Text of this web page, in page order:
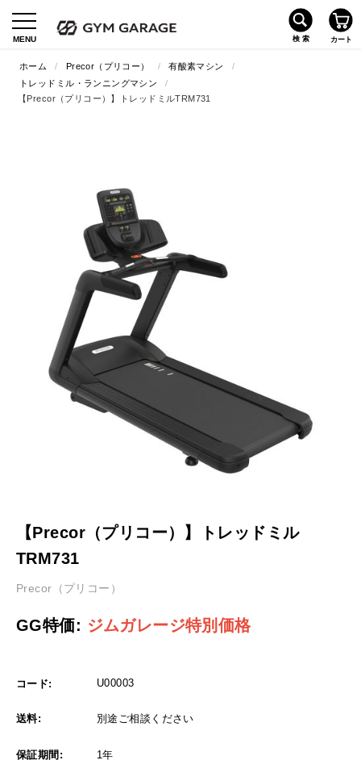
ホーム / Precor（プリコー） / 有酸素マシン
/
トレッドミル・ランニングマシン
/
【Precor（プリコー）】トレッドミルTRM731
【Precor（プリコー）】トレッドミル
TRM731
Precor（プリコー）
GG特価: ジムガレージ特別価格
コード: U00003
送料: 別途ご相談ください
保証期間: 1年